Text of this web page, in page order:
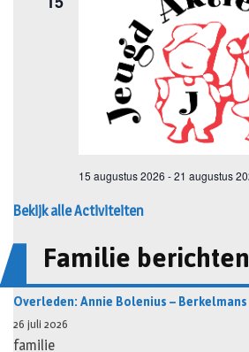
Bekijk alle Activiteiten
Familie berichten
Overleden: Annie Bolenius – Berkelmans
26 juli 2026
familie